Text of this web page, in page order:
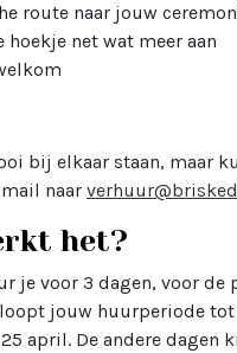
route naar jouw
net wat meer aan
bij elkaar staan, maar
naar
het?
je voor 3 dagen, voor
jouw huurperiode
april. De andere dagen